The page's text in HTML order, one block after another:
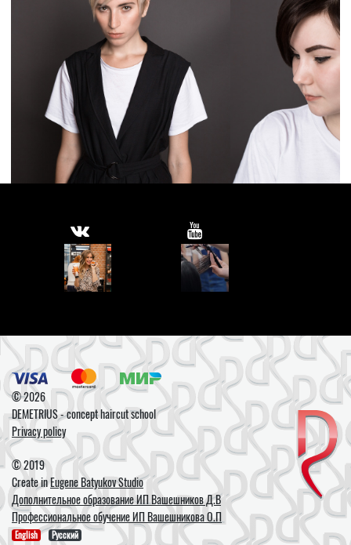
© 2026
DEMETRIUS - concept haircut school
Privacy policy
© 2019
Create inEugene Batyukov Studio
Дополнительное образование ИП Вашешников Д.В
Профессиональное обучение ИП Вашешникова О.П
English Русский